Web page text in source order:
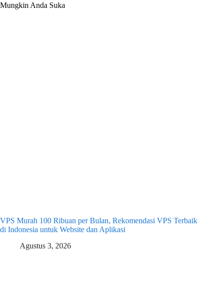
Mungkin Anda Suka
VPS Murah 100 Ribuan per Bulan, Rekomendasi VPS Terbaik
di Indonesia untuk Website dan Aplikasi
Agustus 3, 2026